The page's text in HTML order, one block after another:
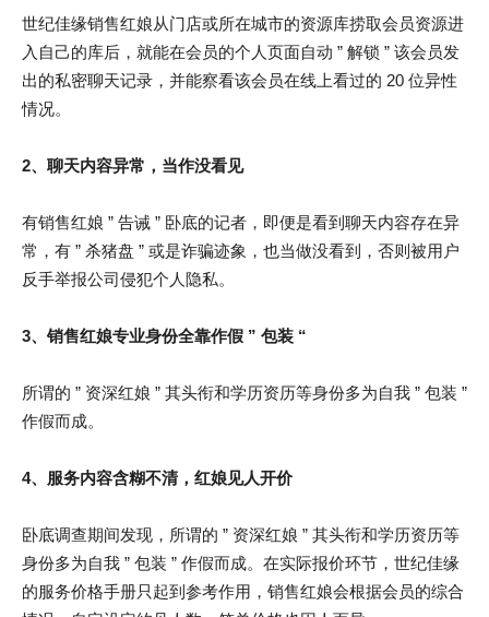
世纪佳缘销售红娘从门店或所在城市的资源库捞取会员资源进
入自己的库后，就能在会员的个人页面自动 ” 解锁 ” 该会员发
出的私密聊天记录，并能察看该会员在线上看过的 20 位异性
情况。
2、聊天内容异常，当作没看见
有销售红娘 ” 告诫 ” 卧底的记者，即便是看到聊天内容存在异
常，有 ” 杀猪盘 ” 或是诈骗迹象，也当做没看到，否则被用户
反手举报公司侵犯个人隐私。
3、销售红娘专业身份全靠作假 ” 包装 “
所谓的 ” 资深红娘 ” 其头衔和学历资历等身份多为自我 ” 包装 ”
作假而成。
4、服务内容含糊不清，红娘见人开价
卧底调查期间发现，所谓的 ” 资深红娘 ” 其头衔和学历资历等
身份多为自我 ” 包装 ” 作假而成。在实际报价环节，世纪佳缘
的服务价格手册只起到参考作用，销售红娘会根据会员的综合